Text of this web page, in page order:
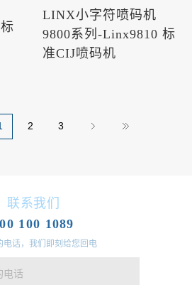
LINX小字符喷码机
9800系列-Linx9810 标
准CIJ喷码机
2 3
联系我们
100 1089
电话，我们即刻给您回电
电话